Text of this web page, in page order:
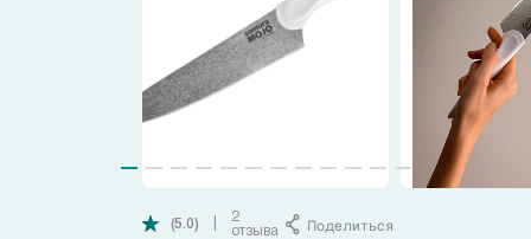
Ножи по видам
(5.0)
2
отзыва
Поделиться